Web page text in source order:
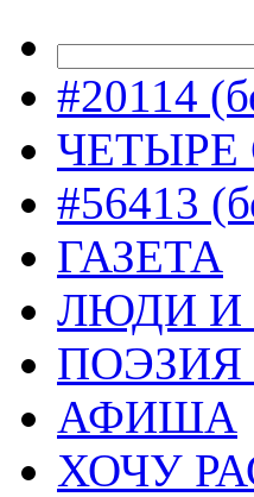
#20114
ЧЕТЫРЕ
#56413
ГАЗЕТА
ЛЮДИ И
АФИША
ХОЧУ